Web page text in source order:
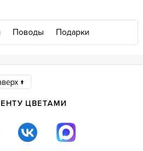
Поводы Подарки
ЦВЕТАМИ
↑